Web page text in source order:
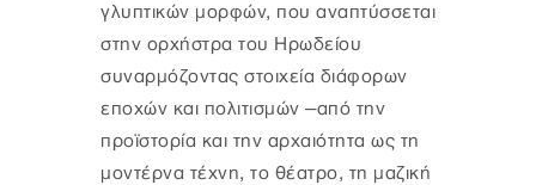
γλυπτικών μορφών, που αναπτύσσεται
στην ορχήστρα του Ηρωδείου
συναρμόζοντας στοιχεία διάφορων
επο­χών και πολιτισμών ‒από την
προϊστορία και την αρχαιότητα ως τη
μοντέρνα τέχνη, το θέατρο, τη μαζική